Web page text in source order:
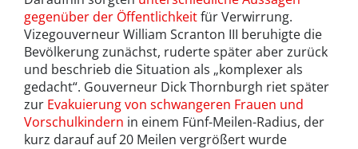
gegenüber der Öffentlichkeitfür Verwirrung.
Vizegouverneur William Scranton III beruhigte die
Bevölkerung zunächst, ruderte später aber zurück
und beschrieb die Situation als „komplexer als
gedacht“. Gouverneur Dick Thornburgh riet später
zur Evakuierung von schwangeren Frauen und
Vorschulkindern in einem Fünf-Meilen-Radius, der
kurz darauf auf 20 Meilen vergrößert wurde